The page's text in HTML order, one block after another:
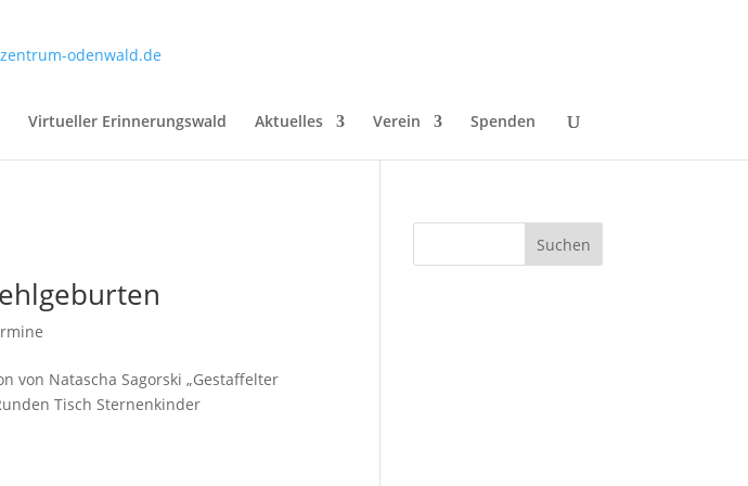
Virtueller Erinnerungswald Aktuelles Verein Spenden
von Natascha Sagorski „Gestaffelter
Tisch Sternenkinder